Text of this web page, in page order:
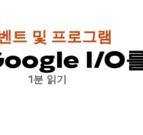
트 및 프로그램
I/O를
1분 읽기